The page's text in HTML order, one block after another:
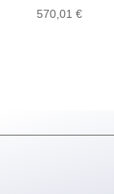
570,01 €